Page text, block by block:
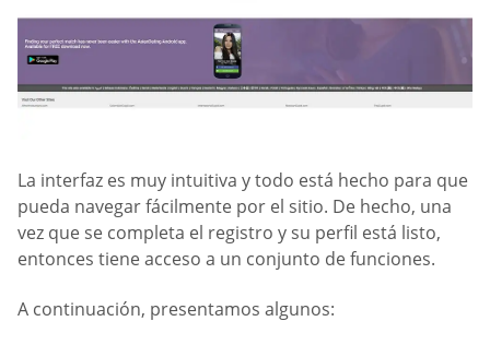
La interfaz es muy intuitiva y todo está hecho para que
pueda navegar fácilmente por el sitio. De hecho, una
vez que se completa el registro y su perfil está listo,
entonces tiene acceso a un conjunto de funciones.
A continuación, presentamos algunos: